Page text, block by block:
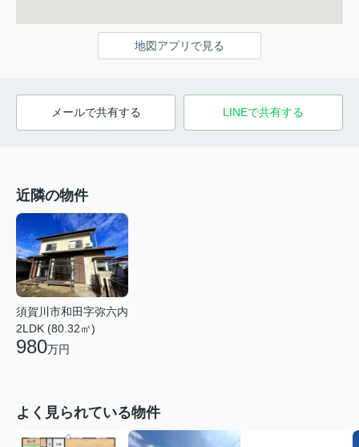
地図アプリで見る
メールで共有する LINEで共有する
近隣の物件
須賀川市和田字弥六内
2LDK (80.32㎡)
980万円
よく見られている物件